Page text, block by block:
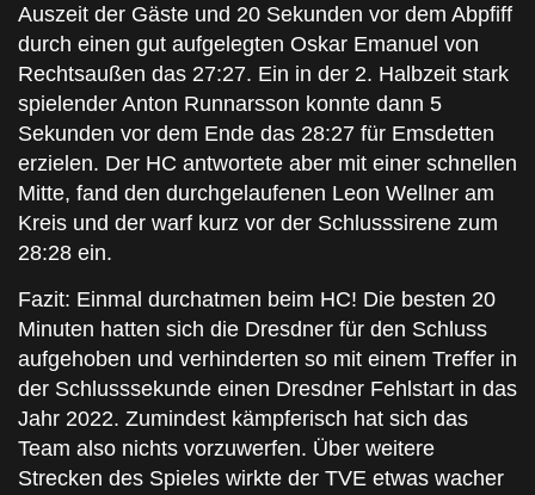
Auszeit der Gäste und 20 Sekunden vor dem Abpfiff
durch einen gut aufgelegten Oskar Emanuel von
Rechtsaußen das 27:27. Ein in der 2. Halbzeit stark
spielender Anton Runnarsson konnte dann 5
Sekunden vor dem Ende das 28:27 für Emsdetten
erzielen. Der HC antwortete aber mit einer schnellen
Mitte, fand den durchgelaufenen Leon Wellner am
Kreis und der warf kurz vor der Schlusssirene zum
28:28 ein.
Fazit: Einmal durchatmen beim HC! Die besten 20
Minuten hatten sich die Dresdner für den Schluss
aufgehoben und verhinderten so mit einem Treffer in
der Schlusssekunde einen Dresdner Fehlstart in das
Jahr 2022. Zumindest kämpferisch hat sich das
Team also nichts vorzuwerfen. Über weitere
Strecken des Spieles wirkte der TVE etwas wacher